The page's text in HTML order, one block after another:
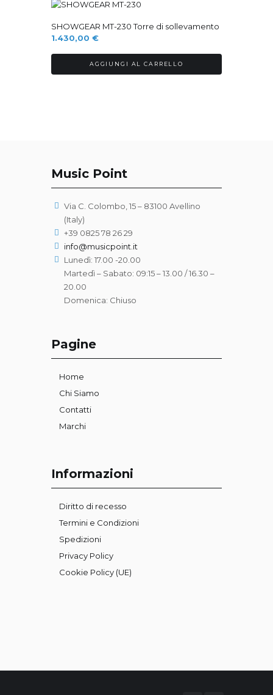
SHOWGEAR MT-230 Torre di sollevamento
1.430,00 €
AGGIUNGI AL CARRELLO
Music Point
Via C. Colombo, 15 – 83100 Avellino
(Italy)
+39 0825 78 26 29
info@musicpoint.it
Lunedì: 17.00 -20.00
Martedì – Sabato: 09:15 – 13.00 / 16.30 –
20.00
Domenica: Chiuso
Pagine
Home
Chi Siamo
Contatti
Marchi
Informazioni
Diritto di recesso
Termini e Condizioni
Spedizioni
Privacy Policy
Cookie Policy (UE)